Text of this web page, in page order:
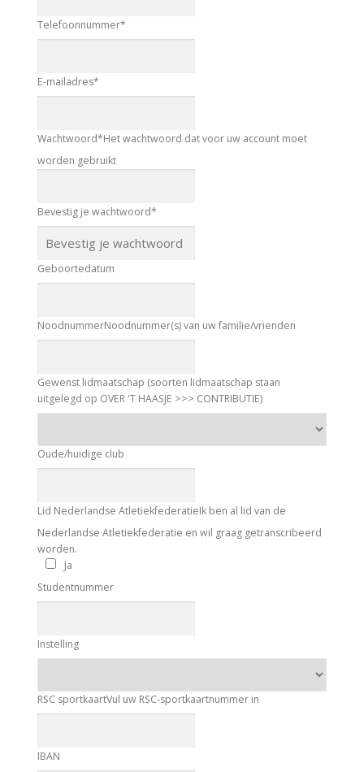
Telefoonnummer*
E-mailadres*
Wachtwoord*Het wachtwoord dat voor uw account moet
worden gebruikt
Bevestig je wachtwoord*
Geboortedatum
NoodnummerNoodnummer(s) van uw familie/vrienden
Gewenst lidmaatschap (soorten lidmaatschap staan
uitgelegd op OVER 'T HAASJE >>> CONTRIBUTIE)
Oude/huidige club
Lid Nederlandse AtletiekfederatieIk ben al lid van de
Nederlandse Atletiekfederatie en wil graag getranscribeerd
worden.
Ja
Studentnummer
Instelling
RSC sportkaartVul uw RSC-sportkaartnummer in
IBAN